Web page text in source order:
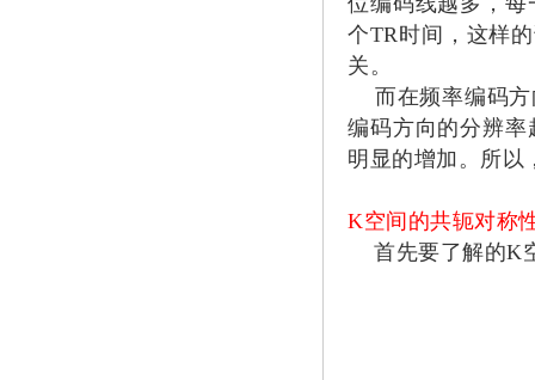
个TR时间，这样
关。
而在频率编码方
编码方向的分辨率
明显的增加。所以
K空间的共轭对称
首先要了解的K